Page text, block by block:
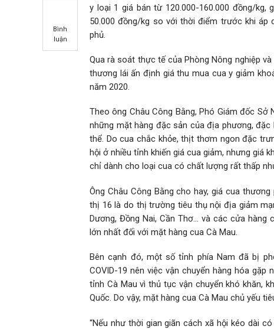
Bình
luận
y loại 1 giá bán từ 120.000-160.000 đồng/kg,
50.000 đồng/kg so với thời điểm trước khi áp
phủ.
Qua rà soát thực tế của Phòng Nông nghiệp
thương lái ấn định giá thu mua cua y giảm
năm 2020.
Theo ông Châu Công Bằng, Phó Giám đốc
những mặt hàng đặc sản của địa phương,
thể. Do cua chắc khỏe, thịt thơm ngon đặc
hội ở nhiều tỉnh khiến giá cua giảm, nhưng giá
chỉ dành cho loại cua có chất lượng rất thấp
Ông Châu Công Bằng cho hay, giá cua
thị 16 là do thị trường tiêu thụ nội địa giảm
Dương, Đồng Nai, Cần Thơ… và các cửa
lớn nhất đối với mặt hàng cua Cà Mau.
Bên cạnh đó, một số tỉnh phía Nam đã bị
COVID-19 nên việc vận chuyển hàng hóa
tỉnh Cà Mau vì thủ tục vận chuyển khó khăn,
Quốc. Do vậy, mặt hàng cua Cà Mau chủ yếu
“Nếu như thời gian giãn cách xã hội kéo dài